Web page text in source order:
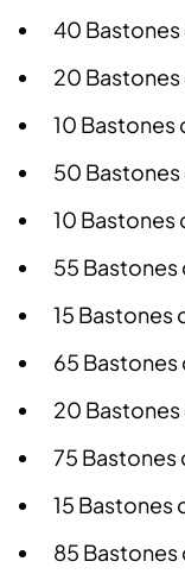
40 Bastones
20
10 Bastones
50
10 Bastones
55 Bastones
15 Bastones
65 Bastones
20
75 Bastones
15 Bastones
85 Bastones